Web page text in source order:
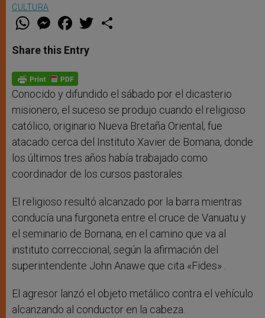
CULTURA
W
t
s
p
p
M
e
s
e
g
e
r
F
a
e
b
o
k
w
Share this Entry
Conocido y difundido el sábado por el dicasterio
misionero, el suceso se produjo cuando el religioso
católico, originario Nueva Bretaña Oriental, fue
atacado cerca del Instituto Xavier de Bomana, donde
los últimos tres años había trabajado como
coordinador de los cursos pastorales.
El religioso resultó alcanzado por la barra mientras
conducía una furgoneta entre el cruce de Vanuatu y
el seminario de Bomana, en el camino que va al
instituto correccional, según la afirmación del
superintendente John Anawe que cita «Fides» .
El agresor lanzó el objeto metálico contra el vehículo
alcanzando al conductor en la cabeza.